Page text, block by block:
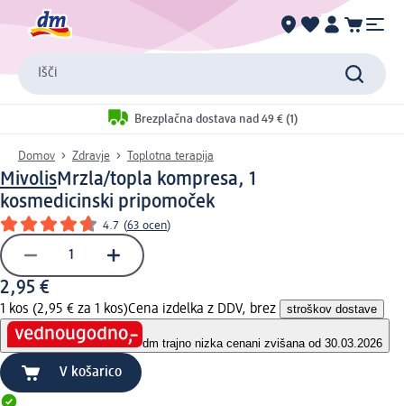
Išči
Brezplačna dostava nad 49 € (1)
Domov Zdravje Toplotna terapija
MivolisMrzla/topla kompresa, 1
kosmedicinski pripomoček
4.7 (63 ocen)
2,95 €
1 kos (2,95 € za 1 kos)Cena izdelka z DDV, brez stroškov dostave
dm trajno nizka cenani zvišana od 30.03.2026
V košarico